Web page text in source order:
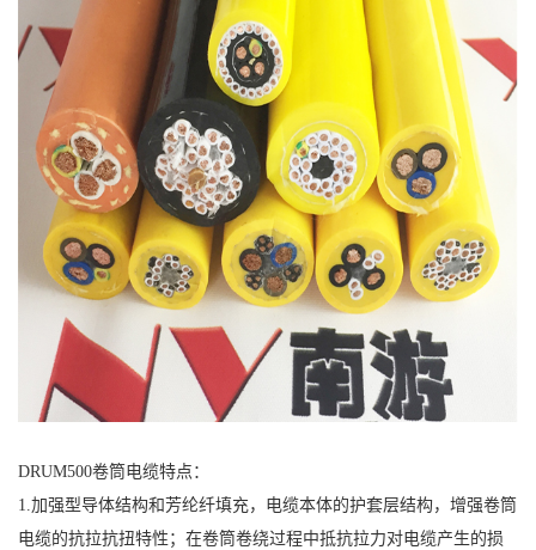
DRUM500卷筒电缆特点：
1.加强型导体结构和芳纶纤填充，电缆本体的护套层结构，增强卷筒
电缆的抗拉抗扭特性；在卷筒卷绕过程中抵抗拉力对电缆产生的损